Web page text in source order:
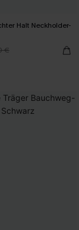
Halt Neckholder-
€